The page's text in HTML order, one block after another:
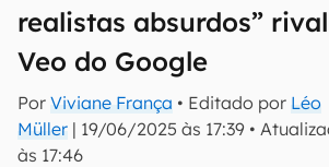
realistas absurdos”
Veo do Google
Por Viviane França • Editado por Léo
Müller | 19/06/2025 às 17:39 •
às 17:46
E-mail
inscreva-se